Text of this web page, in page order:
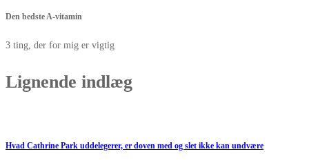
Den bedste A-vitamin
3 ting, der for mig er vigtig
Lignende indlæg
Hvad Cathrine Park uddelegerer, er doven med og slet ikke kan undvære